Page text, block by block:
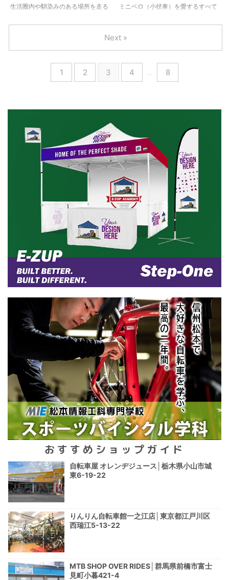
ある合成樹脂製 ・ペットの爪が引っ
とって適切なギアを学習し自動で変
える必要はなく、前方に広がる景色
へ意識を ...
生活圏内や馴染みのある場所を走る
サイクリングに必要な経験値は大き
く異なります。「自転車旅はしてみ
てみませんか？ 取材チームが訪れた
に自信がない」という人にもオスス
たのは、近年〈日本一自転車が好き
な村〉としてサイクリストから注目
を集めている福島県の玉川村。「体
力に自信がない」という人に ...
ミニベロ（小径車）を愛するすべて
「世田谷ミニベロフェスタ2025」
が、2025年6月15日（日）、駒沢公
す。 人気の10ブランドが一堂に集結
けの「自転車教室」、ミニベロを使
子どもまで楽しめる内容が盛りだく
さんの1日です。 【１】 人気ブラン
ドの最新モデル展示＆試乗会 ...
1 2 3 4 … 8
Next »
おすすめショップガイド
自転車屋 オレンヂジュース│栃木県小山市城
東6-19-22
りんりん自転車館一之江店│東京都江戸川区
西瑞江5-13-22
MTB SHOP OVER RIDES│群馬県前橋市富士
見町小暮421-4